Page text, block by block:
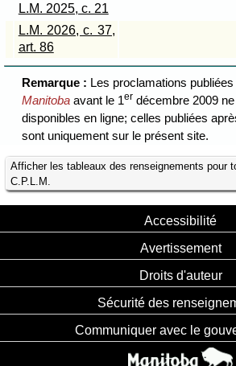
L.M. 2025, c. 21
L.M. 2026, c. 37,
art. 86
Remarque : Les proclamations
Manitoba avant le 1er décembre 2009
disponibles en ligne; celles publiées
sont uniquement sur le présent site.
Afficher les tableaux des renseignements pour
C.P.L.M.
Accessibilité
Avertissement
Droits d'auteur
Sécurité des
Communiquer avec le